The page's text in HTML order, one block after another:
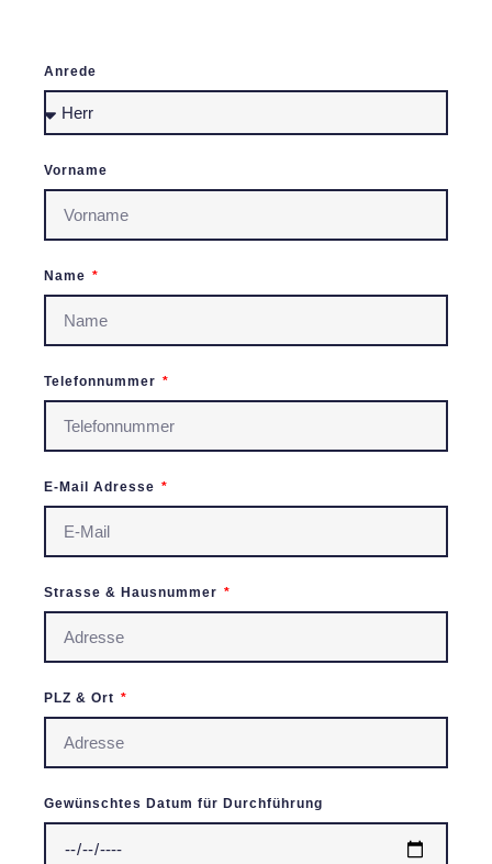
Anrede
Vorname
Name
Telefonnummer
E-Mail Adresse
Strasse & Hausnummer
PLZ & Ort
Gewünschtes Datum für Durchführung